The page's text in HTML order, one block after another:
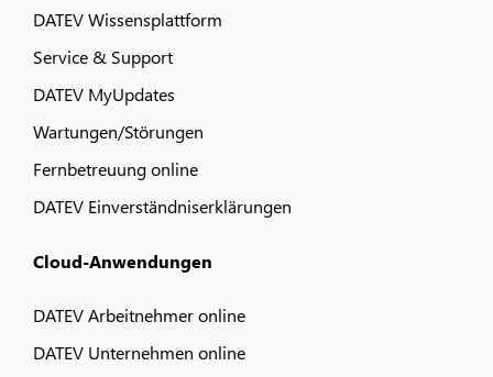
DATEV Wissensplattform
Service & Support
DATEV MyUpdates
Wartungen/Störungen
Fernbetreuung online
DATEV Einverständniserklärungen
Cloud-Anwendungen
DATEV Arbeitnehmer online
DATEV Unternehmen online